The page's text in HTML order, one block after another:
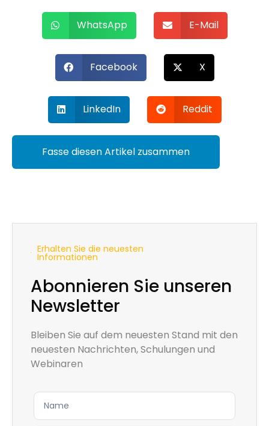
WhatsApp E-Mail
Facebook X
LinkedIn Reddit
Fasse diesen Artikel zusammen
Erhalten Sie die neuesten
Informationen
Abonnieren Sie unseren
Newsletter
Bleiben Sie auf dem neuesten Stand mit den
neuesten Nachrichten, Schulungen und
Webinaren